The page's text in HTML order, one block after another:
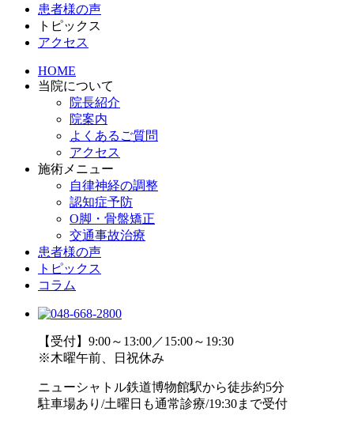
患者様の声
トピックス
アクセス
HOME
当院について
院長紹介
院案内
よくあるご質問
アクセス
施術メニュー
自律神経の調整
認知症予防
O脚・骨盤矯正
交通事故治療
患者様の声
トピックス
コラム
【受付】9:00～13:00／15:00～19:30
※木曜午前、日祝休み
ニューシャトル鉄道博物館駅から徒歩約5分
駐車場あり/土曜日も通常診療/19:30まで受付